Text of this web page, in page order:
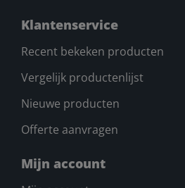
Klantenservice
Recent bekeken producten
Vergelijk productenlijst
Nieuwe producten
Offerte aanvragen
Mijn account